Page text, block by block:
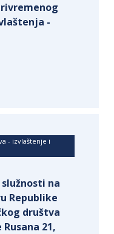
-
- izvlaštenje i
na
Republike
društva
21,